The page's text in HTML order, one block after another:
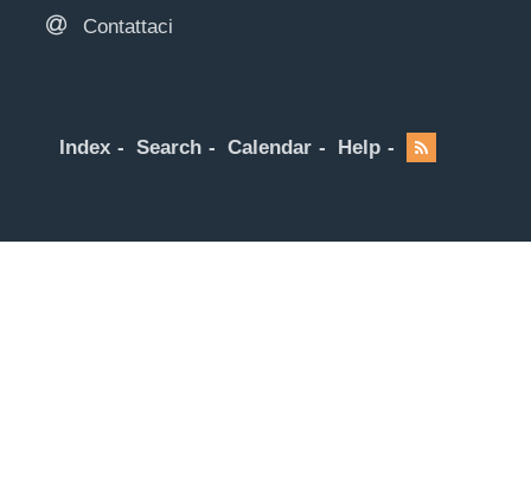
Contattaci
Index Search Calendar Help